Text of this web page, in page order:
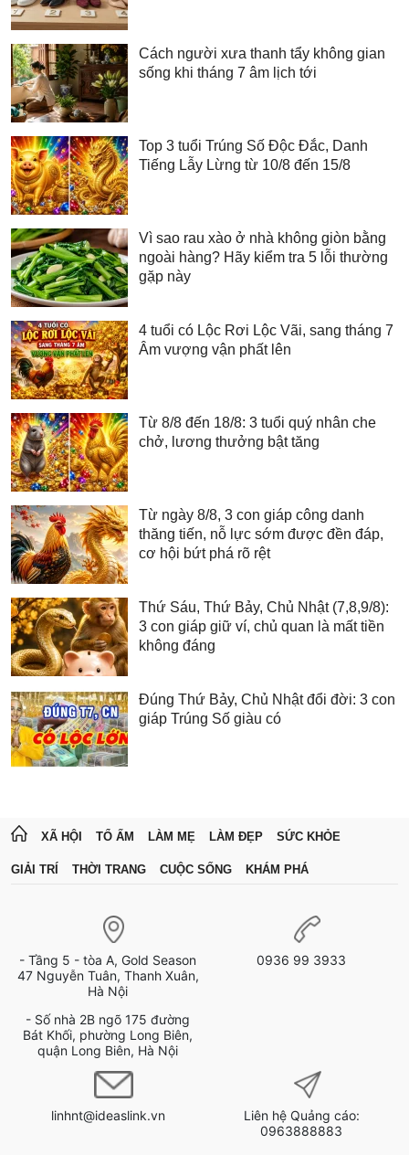
Cách người xưa thanh tẩy không gian
sống khi tháng 7 âm lịch tới
Top 3 tuổi Trúng Số Độc Đắc, Danh
Tiếng Lẫy Lừng từ 10/8 đến 15/8
Vì sao rau xào ở nhà không giòn bằng
ngoài hàng? Hãy kiểm tra 5 lỗi thường
gặp này
4 tuổi có Lộc Rơi Lộc Vãi, sang tháng 7
Âm vượng vận phất lên
Từ 8/8 đến 18/8: 3 tuổi quý nhân che
chở, lương thưởng bật tăng
Từ ngày 8/8, 3 con giáp công danh
thăng tiến, nỗ lực sớm được đền đáp,
cơ hội bứt phá rõ rệt
Thứ Sáu, Thứ Bảy, Chủ Nhật (7,8,9/8):
3 con giáp giữ ví, chủ quan là mất tiền
không đáng
Đúng Thứ Bảy, Chủ Nhật đổi đời: 3 con
giáp Trúng Số giàu có
XÃ HỘI TỔ ẤM LÀM MẸ LÀM ĐẸP SỨC KHỎE
GIẢI TRÍ THỜI TRANG CUỘC SỐNG KHÁM PHÁ
- Tầng 5 - tòa A, Gold Season
47 Nguyễn Tuân, Thanh Xuân,
Hà Nội
- Số nhà 2B ngõ 175 đường
Bát Khối, phường Long Biên,
quận Long Biên, Hà Nội
0936 99 3933
linhnt@ideaslink.vn
Liên hệ Quảng cáo:
0963888883